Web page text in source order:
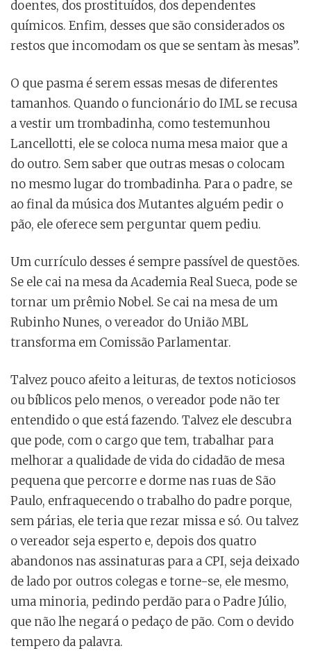
doentes, dos prostituídos, dos dependentes
químicos. Enfim, desses que são considerados os
restos que incomodam os que se sentam às mesas”.
O que pasma é serem essas mesas de diferentes
tamanhos. Quando o funcionário do IML se recusa
a vestir um trombadinha, como testemunhou
Lancellotti, ele se coloca numa mesa maior que a
do outro. Sem saber que outras mesas o colocam
no mesmo lugar do trombadinha. Para o padre, se
ao final da música dos Mutantes alguém pedir o
pão, ele oferece sem perguntar quem pediu.
Um currículo desses é sempre passível de questões.
Se ele cai na mesa da Academia Real Sueca, pode se
tornar um prêmio Nobel. Se cai na mesa de um
Rubinho Nunes, o vereador do União MBL
transforma em Comissão Parlamentar.
Talvez pouco afeito a leituras, de textos noticiosos
ou bíblicos pelo menos, o vereador pode não ter
entendido o que está fazendo. Talvez ele descubra
que pode, com o cargo que tem, trabalhar para
melhorar a qualidade de vida do cidadão de mesa
pequena que percorre e dorme nas ruas de São
Paulo, enfraquecendo o trabalho do padre porque,
sem párias, ele teria que rezar missa e só. Ou talvez
o vereador seja esperto e, depois dos quatro
abandonos nas assinaturas para a CPI, seja deixado
de lado por outros colegas e torne-se, ele mesmo,
uma minoria, pedindo perdão para o Padre Júlio,
que não lhe negará o pedaço de pão. Com o devido
tempero da palavra.